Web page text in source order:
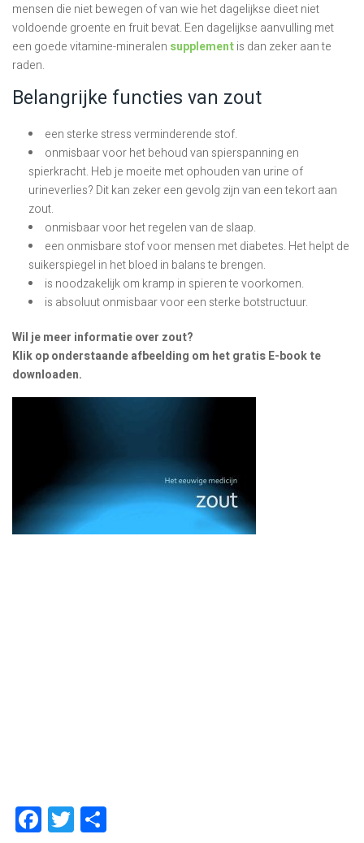
mensen die niet bewegen of van wie het dagelijkse dieet niet
voldoende groente en fruit bevat. Een dagelijkse aanvulling met
een goede vitamine-mineralen supplementis dan zeker aan te
raden.
Belangrijke functies van zout
een sterke stress verminderende stof.
onmisbaar voor het behoud van spierspanning en
spierkracht. Heb je moeite met ophouden van urine of
urineverlies? Dit kan zeker een gevolg zijn van een tekort aan
zout.
onmisbaar voor het regelen van de slaap.
een onmisbare stof voor mensen met diabetes. Het helpt de
suikerspiegel in het bloed in balans te brengen.
is noodzakelijk om kramp in spieren te voorkomen.
is absoluut onmisbaar voor een sterke botstructuur.
Wil je meer informatie over zout?
Klik op onderstaande afbeelding om het gratis E-book te
downloaden.
Facebook
Twitter
Delen